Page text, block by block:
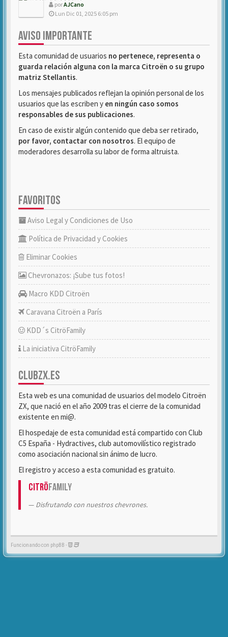
porAJCano
Lun Dic 01, 2025 6:05 pm
AVISO IMPORTANTE
Esta comunidad de usuarios no pertenece, representa o
guarda relación alguna con la marca Citroën o su grupo
matriz Stellantis.
Los mensajes publicados reflejan la opinión personal de los
usuarios que las escriben y en ningún caso somos
responsables de sus publicaciones.
En caso de existir algún contenido que deba ser retirado,
por favor, contactar con nosotros. El equipo de
moderadores desarrolla su labor de forma altruista.
FAVORITOS
Aviso Legal y Condiciones de Uso
Política de Privacidad y Cookies
Eliminar Cookies
Chevronazos: ¡Sube tus fotos!
Macro KDD Citroën
Caravana Citroën a París
KDD´s CitröFamily
La iniciativa CitröFamily
CLUBZX.ES
Esta web es una comunidad de usuarios del modelo Citroën
ZX, que nació en el año 2009 tras el cierre de la comunidad
existente en mi@.
El hospedaje de esta comunidad está compartido con Club
C5 España - Hydractives, club automovilístico registrado
como asociación nacional sin ánimo de lucro.
El registro y acceso a esta comunidad es gratuito.
CitröFamily
Disfrutando con nuestros chevrones.
Funcionando con phpBB -